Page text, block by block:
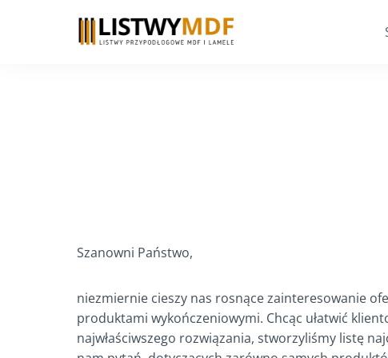
Szanowni Państwo,
niezmiernie cieszy nas rosnące zainteresowanie
produktami wykończeniowymi. Chcąc ułatwić
najwłaściwszego rozwiązania, stworzyliśmy listę